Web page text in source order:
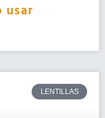
usar
LENTILLAS